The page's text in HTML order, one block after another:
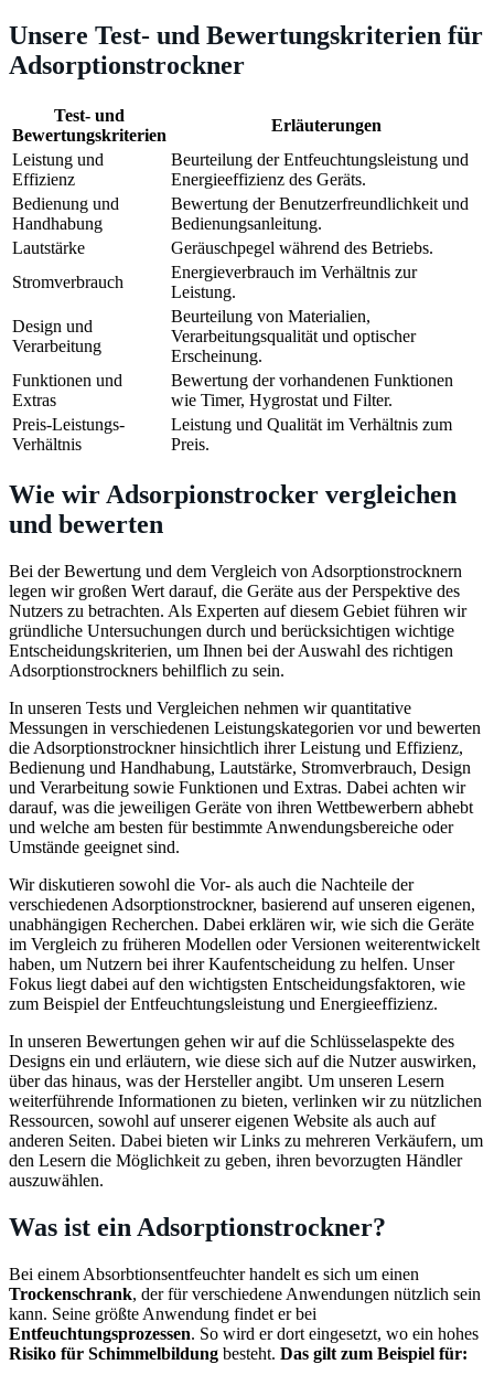
Unsere Test- und Bewertungskriterien für
Adsorptionstrockner
Test- und
Bewertungskriterien
Erläuterungen
Leistung und
Effizienz
Beurteilung der Entfeuchtungsleistung und
Energieeffizienz des Geräts.
Bedienung und
Handhabung
Bewertung der Benutzerfreundlichkeit und
Bedienungsanleitung.
Lautstärke
Geräuschpegel während des Betriebs.
Stromverbrauch
Energieverbrauch im Verhältnis zur
Leistung.
Design und
Verarbeitung
Beurteilung von Materialien,
Verarbeitungsqualität und optischer
Erscheinung.
Funktionen und
Extras
Bewertung der vorhandenen Funktionen
wie Timer, Hygrostat und Filter.
Preis-Leistungs-
Verhältnis
Leistung und Qualität im Verhältnis zum
Preis.
Wie wir Adsorpionstrocker vergleichen
und bewerten
Bei der Bewertung und dem Vergleich von Adsorptionstrocknern
legen wir großen Wert darauf, die Geräte aus der Perspektive des
Nutzers zu betrachten. Als Experten auf diesem Gebiet führen wir
gründliche Untersuchungen durch und berücksichtigen wichtige
Entscheidungskriterien, um Ihnen bei der Auswahl des richtigen
Adsorptionstrockners behilflich zu sein.
In unseren Tests und Vergleichen nehmen wir quantitative
Messungen in verschiedenen Leistungskategorien vor und bewerten
die Adsorptionstrockner hinsichtlich ihrer Leistung und Effizienz,
Bedienung und Handhabung, Lautstärke, Stromverbrauch, Design
und Verarbeitung sowie Funktionen und Extras. Dabei achten wir
darauf, was die jeweiligen Geräte von ihren Wettbewerbern abhebt
und welche am besten für bestimmte Anwendungsbereiche oder
Umstände geeignet sind.
Wir diskutieren sowohl die Vor- als auch die Nachteile der
verschiedenen Adsorptionstrockner, basierend auf unseren eigenen,
unabhängigen Recherchen. Dabei erklären wir, wie sich die Geräte
im Vergleich zu früheren Modellen oder Versionen weiterentwickelt
haben, um Nutzern bei ihrer Kaufentscheidung zu helfen. Unser
Fokus liegt dabei auf den wichtigsten Entscheidungsfaktoren, wie
zum Beispiel der Entfeuchtungsleistung und Energieeffizienz.
In unseren Bewertungen gehen wir auf die Schlüsselaspekte des
Designs ein und erläutern, wie diese sich auf die Nutzer auswirken,
über das hinaus, was der Hersteller angibt. Um unseren Lesern
weiterführende Informationen zu bieten, verlinken wir zu nützlichen
Ressourcen, sowohl auf unserer eigenen Website als auch auf
anderen Seiten. Dabei bieten wir Links zu mehreren Verkäufern, um
den Lesern die Möglichkeit zu geben, ihren bevorzugten Händler
auszuwählen.
Was ist ein Adsorptionstrockner?
Bei einem Absorbtionsentfeuchter handelt es sich um einen
Trockenschrank, der für verschiedene Anwendungen nützlich sein
kann. Seine größte Anwendung findet er bei
Entfeuchtungsprozessen. So wird er dort eingesetzt, wo ein hohes
Risiko für Schimmelbildung besteht. Das gilt zum Beispiel für: